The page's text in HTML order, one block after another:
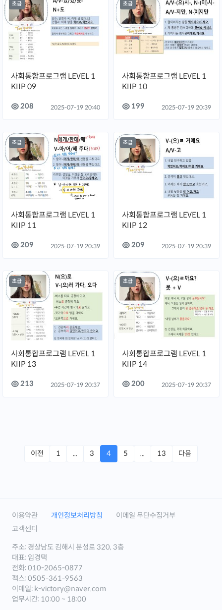
초급
사회통합프로그램 LEVEL 1
KIIP 09
208 2025-07-19 20:40
초급
사회통합프로그램 LEVEL 1
KIIP 10
199 2025-07-19 20:39
초급
사회통합프로그램 LEVEL 1
KIIP 11
209 2025-07-19 20:39
초급
사회통합프로그램 LEVEL 1
KIIP 12
209 2025-07-19 20:39
초급
사회통합프로그램 LEVEL 1
KIIP 13
213 2025-07-19 20:37
초급
사회통합프로그램 LEVEL 1
KIIP 14
200 2025-07-19 20:37
이전 1 ... 3 4 5 ... 13 다음
이용약관 개인정보처리방침
이메일 무단수집거부
고객센터
주소: 경상남도 김해시 분성로 320, 3층
대표: 임경택
전화: 010-2065-0877
팩스: 0505-361-9563
이메일: k-victory@naver.com
업무시간: 10:00 ~ 18:00